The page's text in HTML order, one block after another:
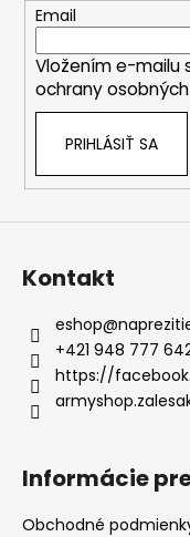
Email
Vložením e-mailu
ochrany
PRIHLÁSIŤ SA
Kontakt
eshop@
+421 948 777
https://
Informácie
Obchodné